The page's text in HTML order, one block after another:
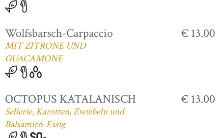
Wolfsbarsch-Carpaccio
MIT ZITRONE UND
GUACAMONE
€ 13.00
OCTOPUS KATALANISCH
Sellerie, Karotten, Zwiebeln und
Balsamico-Essig
€ 13.00